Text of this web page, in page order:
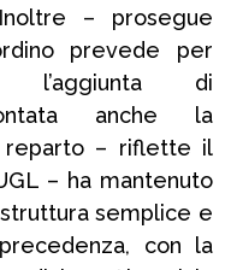
– prosegue
prevede per
l’aggiunta di
anche la
reparto – riflette il
– ha mantenuto
struttura semplice e
con la